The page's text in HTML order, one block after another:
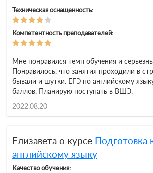
Техническая оснащенность:
Компетентность преподавателей:
Мне понравился темп обучения и
Понравилось, что занятия проходили в
бывали и шутки. ЕГЭ по английскому
баллов. Планирую поступать в ВШЭ.
2022.08.20
Елизавета о курсе Подготовка
английскому языку
Качество обучения: